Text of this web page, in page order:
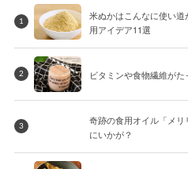
1
米ぬかはこんなに使い
用アイデア11選
2 ビタミンや食物繊維が
3
奇跡の食用オイル「メ
にいかが？